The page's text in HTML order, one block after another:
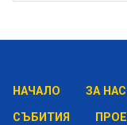
НАЧАЛО ЗА НАС
СЪБИТИЯ